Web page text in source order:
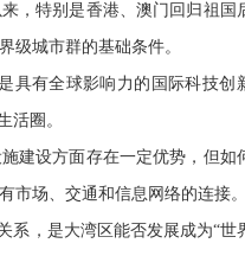
，特别是香港、澳门回归祖国
级城市群的基础条件。
具有全球影响力的国际科技创
活圈。
建设方面存在一定优势，但如
市场、交通和信息网络的连接
系，是大湾区能否发展成为“世